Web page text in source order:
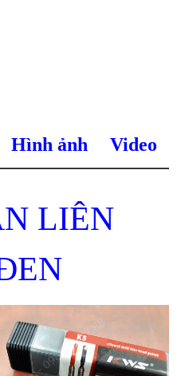
Hình ảnh Video
LIÊN